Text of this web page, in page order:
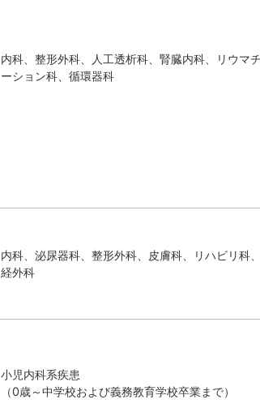
内科、整形外科、人工透析科、腎臓内科、リウマ
ーション科、循環器科
内科、泌尿器科、整形外科、皮膚科、リハビリ科
経外科
小児内科系疾患
（0歳～中学校および義務教育学校卒業まで）